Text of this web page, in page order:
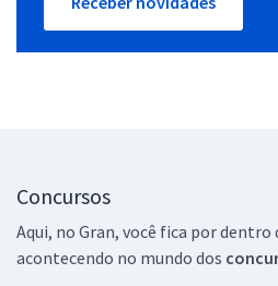
Concursos
Aqui, no Gran, você fica por dentro
acontecendo no mundo dos